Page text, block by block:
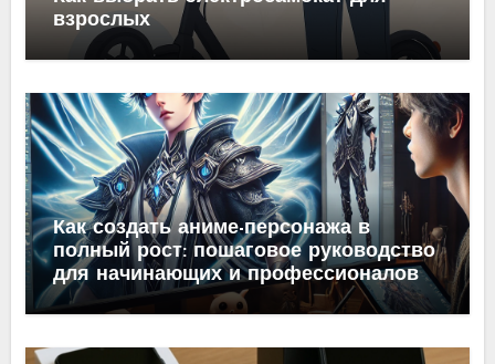
взрослых
Как создать аниме-персонажа в
полный рост: пошаговое руководство
для начинающих и профессионалов